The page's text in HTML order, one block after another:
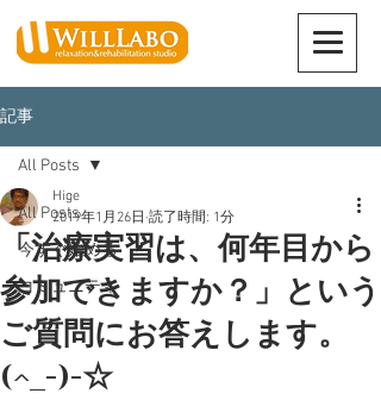
記事
All Posts
今すぐ始める
コミュニティ
All Posts
「治療実習は、何年目から
参加できますか？」という
ご質問にお答えします。
(^_-)-☆
Hige
2019年1月26日 読了時間: 1分